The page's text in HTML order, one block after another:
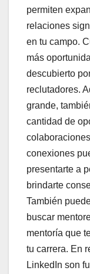
permiten
relaciones
en tu campo.
más
descubierto
reclutadores.
grande,
cantidad de
conexiones
presentarte a
brindarte
También
buscar
mentoría que
tu carrera. En
LinkedIn son